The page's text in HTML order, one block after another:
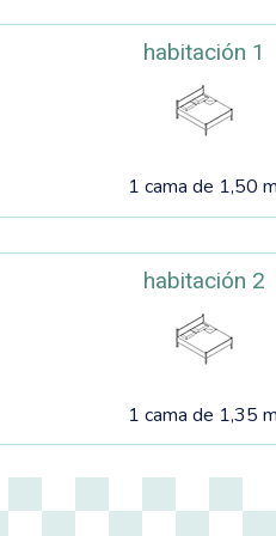
habitación 1
1 cama de 1,50
habitación 2
1 cama de 1,35